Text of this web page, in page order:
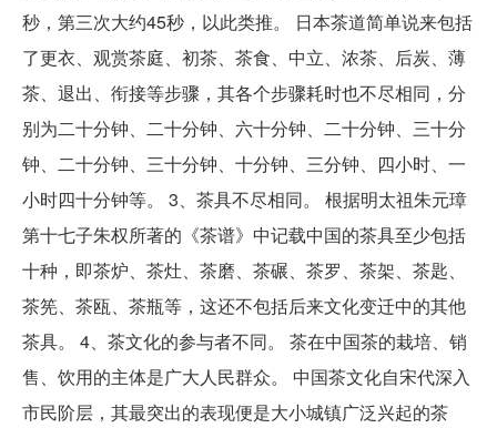
秒，第三次大约45秒，以此类推。 日本茶道简单说来包括
了更衣、观赏茶庭、初茶、茶食、中立、浓茶、后炭、薄
茶、退出、衔接等步骤，其各个步骤耗时也不尽相同，分
别为二十分钟、二十分钟、六十分钟、二十分钟、三十分
钟、二十分钟、三十分钟、十分钟、三分钟、四小时、一
小时四十分钟等。 3、茶具不尽相同。 根据明太祖朱元璋
第十七子朱权所著的《茶谱》中记载中国的茶具至少包括
十种，即茶炉、茶灶、茶磨、茶碾、茶罗、茶架、茶匙、
茶筅、茶瓯、茶瓶等，这还不包括后来文化变迁中的其他
茶具。 4、茶文化的参与者不同。 茶在中国茶的栽培、销
售、饮用的主体是广大人民群众。 中国茶文化自宋代深入
市民阶层，其最突出的表现便是大小城镇广泛兴起的茶